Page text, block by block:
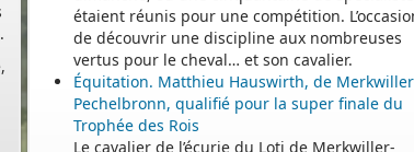
étaient réunis pour une compétition.
de découvrir une discipline aux nombreuses
vertus pour le cheval… et son cavalier.
Équitation. Matthieu Hauswirth, de
Pechelbronn, qualifié pour la super finale du
Trophée des Rois
Le cavalier de l’écurie du Loti de Merkwiller-